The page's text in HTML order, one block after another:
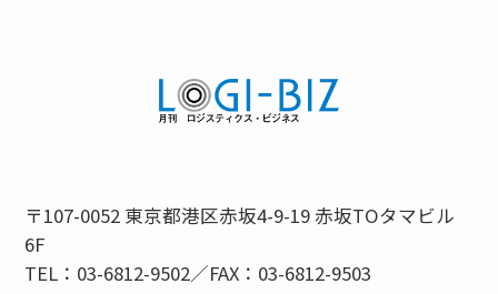
〒107-0052 東京都港区赤坂4-9-19 赤坂TOタマビル
6F
TEL：03-6812-9502／FAX：03-6812-9503